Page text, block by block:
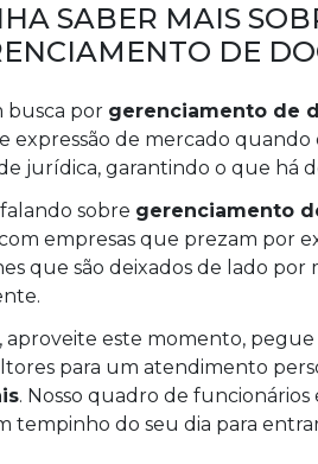
SABER MAIS
DE
busca por gerenciamento de
expressão de mercado
jurídica, garantindo o que há
sobre gerenciamento
empresas que prezam por
que são deixados de lado
aproveite este momento,
para um atendimento
. Nosso quadro de
tempinho do seu dia para